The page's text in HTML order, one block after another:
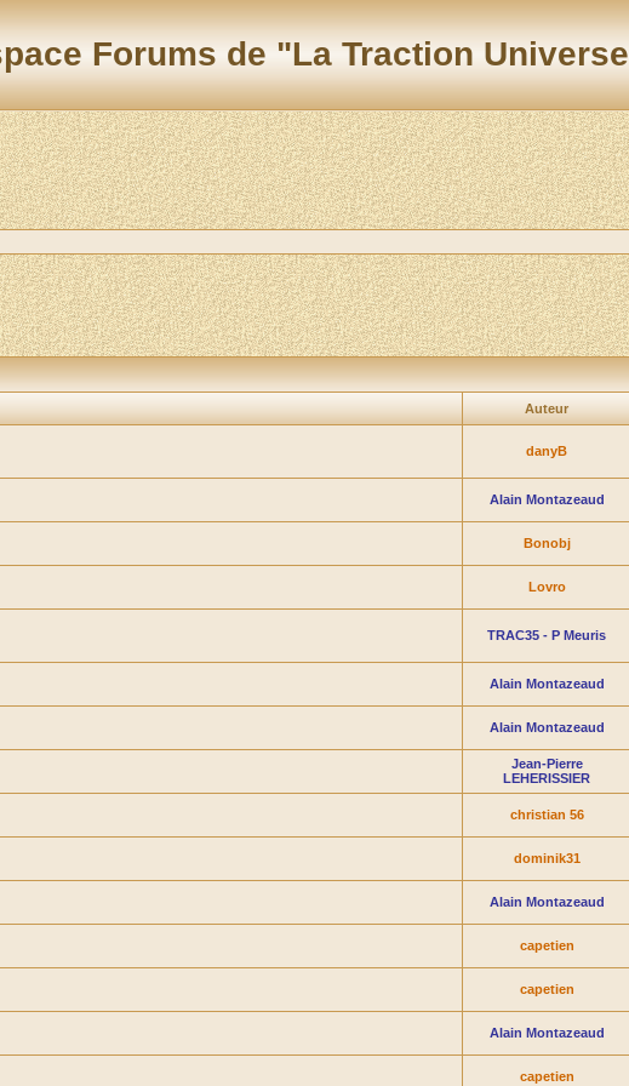
Forums de "La Traction
Auteur
danyB
Alain Montazeaud
Bonobj
Lovro
TRAC35 - P Meuris
Alain Montazeaud
Alain Montazeaud
Jean-Pierre
LEHERISSIER
christian 56
dominik31
Alain Montazeaud
capetien
capetien
Alain Montazeaud
capetien